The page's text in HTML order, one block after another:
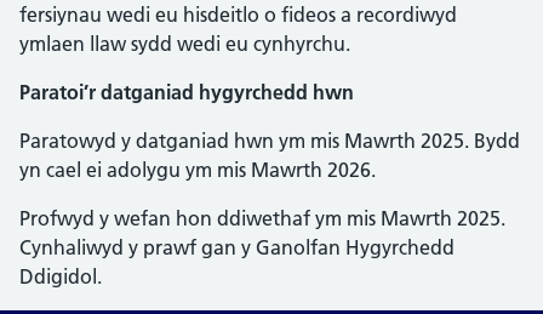
fersiynau wedi eu hisdeitlo o fideos a recordiwyd
ymlaen llaw sydd wedi eu cynhyrchu.
Paratoi’r datganiad hygyrchedd hwn
Paratowyd y datganiad hwn ym mis Mawrth 2025. Bydd
yn cael ei adolygu ym mis Mawrth 2026.
Profwyd y wefan hon ddiwethaf ym mis Mawrth 2025.
Cynhaliwyd y prawf gan y Ganolfan Hygyrchedd
Ddigidol.